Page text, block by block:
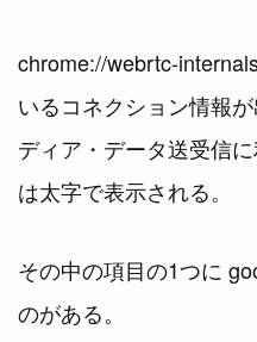
chrome://webrtc-
いるコネクション情報
ディア・データ送受信
は太字で表示される。
その中の項目の1つに
のがある。